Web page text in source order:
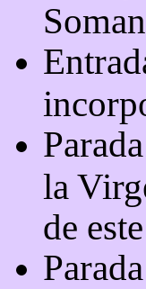
la
de